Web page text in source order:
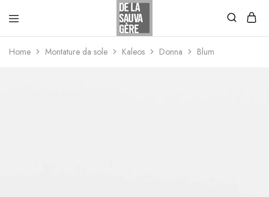
Home Montature da sole Kaleos Donna Blum